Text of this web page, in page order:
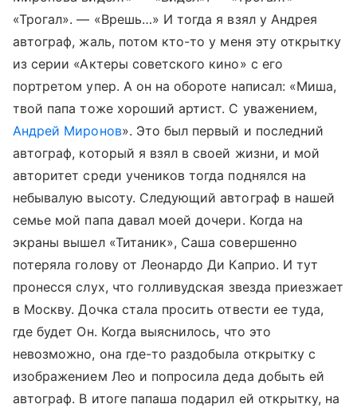
«Трогал». — «Врешь…» И тогда я взял у Андрея
автограф, жаль, потом кто-то у меня эту открытку
из серии «Актеры советского кино» с его
портретом упер. А он на обороте написал: «Миша,
твой папа тоже хороший артист. С уважением,
Андрей Миронов». Это был первый и последний
автограф, который я взял в своей жизни, и мой
авторитет среди учеников тогда поднялся на
небывалую высоту. Следующий автограф в нашей
семье мой папа давал моей дочери. Когда на
экраны вышел «Титаник», Саша совершенно
потеряла голову от Леонардо Ди Каприо. И тут
пронесся слух, что голливудская звезда приезжает
в Москву. Дочка стала просить отвести ее туда,
где будет Он. Когда выяснилось, что это
невозможно, она где-то раздобыла открытку с
изображением Лео и попросила деда добыть ей
автограф. В итоге папаша подарил ей открытку, на